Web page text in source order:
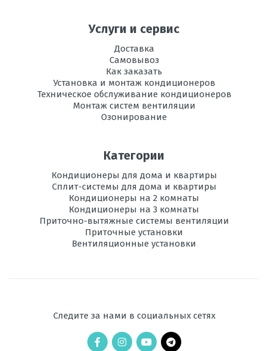
Услуги и сервис
Доставка
Самовывоз
Как заказать
Установка и монтаж кондиционеров
Техническое обслуживание кондиционеров
Монтаж систем вентиляции
Озонирование
Категории
Кондиционеры для дома и квартиры
Сплит-системы для дома и квартиры
Кондиционеры на 2 комнаты
Кондиционеры на 3 комнаты
Приточно-вытяжные системы вентиляции
Приточные установки
Вентиляционные установки
Следите за нами в социальных сетях